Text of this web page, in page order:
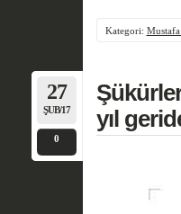
Kategori:
27
ŞUB/17
0
yıl